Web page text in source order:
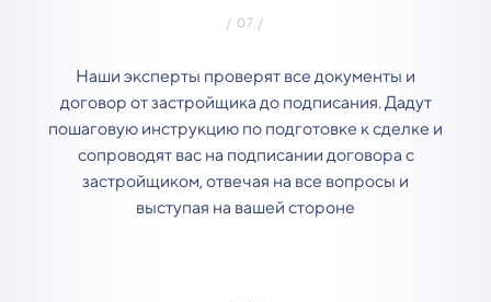
Наши эксперты проверят все документы и
договор от застройщика до подписания. Дадут
пошаговую инструкцию по подготовке к сделке и
сопроводят вас на подписании договора с
застройщиком, отвечая на все вопросы и
выступая на вашей стороне